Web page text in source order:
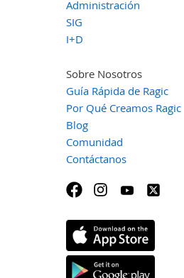
Administración
SIG
I+D
Sobre Nosotros
Guía Rápida de Ragic
Por Qué Creamos Ragic
Blog
Comunidad
Contáctanos